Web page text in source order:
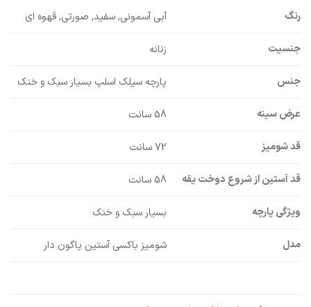
رنگ آبی آسمونی, سفید, صورتی, قهوه ای
جنسیت زنانه
جنس پارچه سیلک اسلپ بسیار سبک و خنک
عرض سینه 58 سانت
قد شومیز 72 سانت
قد آستین از شروع دوخت یقه 58 سانت
ویژگی پارچه بسیار سبک و خنک
مدل شومیز باکسی آستین پاگون دار